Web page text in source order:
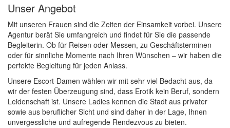
Unser Angebot
Mit unseren Frauen sind die Zeiten der Einsamkeit vorbei. Unsere
Agentur berät Sie umfangreich und findet für Sie die passende
Begleiterin. Ob für Reisen oder Messen, zu Geschäftsterminen
oder für sinnliche Momente nach Ihren Wünschen – wir haben die
perfekte Begleitung für jeden Anlass.
Unsere Escort-Damen wählen wir mit sehr viel Bedacht aus, da
wir der festen Überzeugung sind, dass Erotik kein Beruf, sondern
Leidenschaft ist. Unsere Ladies kennen die Stadt aus privater
sowie aus beruflicher Sicht und sind daher in der Lage, Ihnen
unvergessliche und aufregende Rendezvous zu bieten.